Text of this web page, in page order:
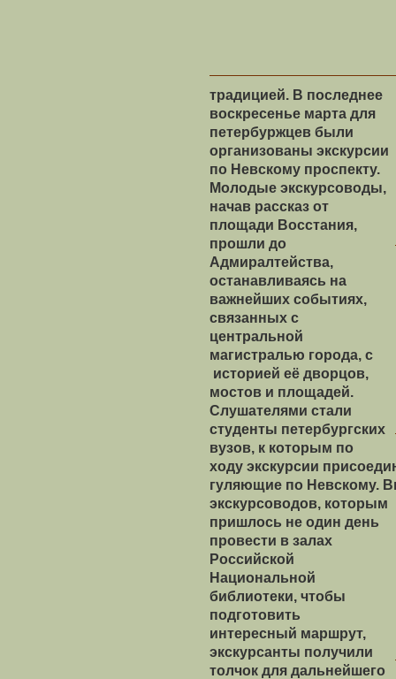
традицией. В последнее
воскресенье марта для
петербуржцев были
организованы экскурсии
по Невскому проспекту.
Молодые экскурсоводы,
начав рассказ от
площади Восстания,
прошли до
Адмиралтейства,
останавливаясь на
важнейших событиях,
связанных с
центральной
магистралью города, с
историей её дворцов,
мостов и площадей.
Слушателями стали
студенты петербургских
вузов, к которым по
ходу экскурсии
гуляющие по Невскому.
экскурсоводов, которым
пришлось не один день
провести в залах
Российской
Национальной
библиотеки, чтобы
подготовить
интересный маршрут,
экскурсанты получили
толчок для дальнейшего